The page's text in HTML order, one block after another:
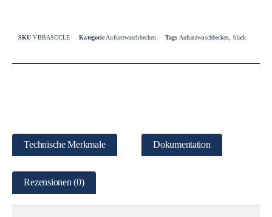
SKUVBBASCCLE Kategorie Aufsatzwaschbecken Tags Aufsatzwaschbecken black
Technische Merkmale Dokumentation
Rezensionen (0)